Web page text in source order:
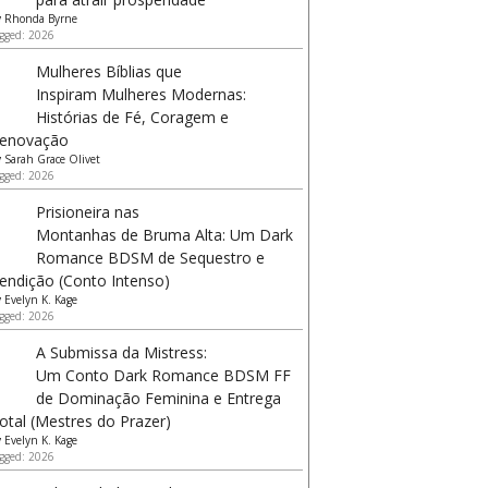
Rhonda Byrne
2026
Mulheres Bíblias que
Inspiram Mulheres Modernas:
Histórias de Fé, Coragem e
Sarah Grace Olivet
2026
Prisioneira nas
Montanhas de Bruma Alta: Um Dark
Romance BDSM de Sequestro e
(Conto Intenso)
Evelyn K. Kage
2026
A Submissa da Mistress:
Um Conto Dark Romance BDSM FF
de Dominação Feminina e Entrega
(Mestres do Prazer)
Evelyn K. Kage
2026